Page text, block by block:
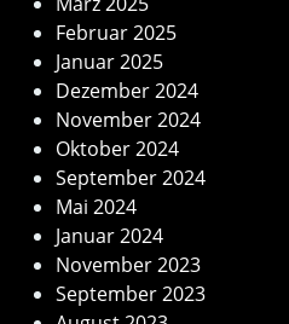
Februar 2025
Januar 2025
Dezember 2024
November 2024
Oktober 2024
September 2024
Mai 2024
Januar 2024
November 2023
September 2023